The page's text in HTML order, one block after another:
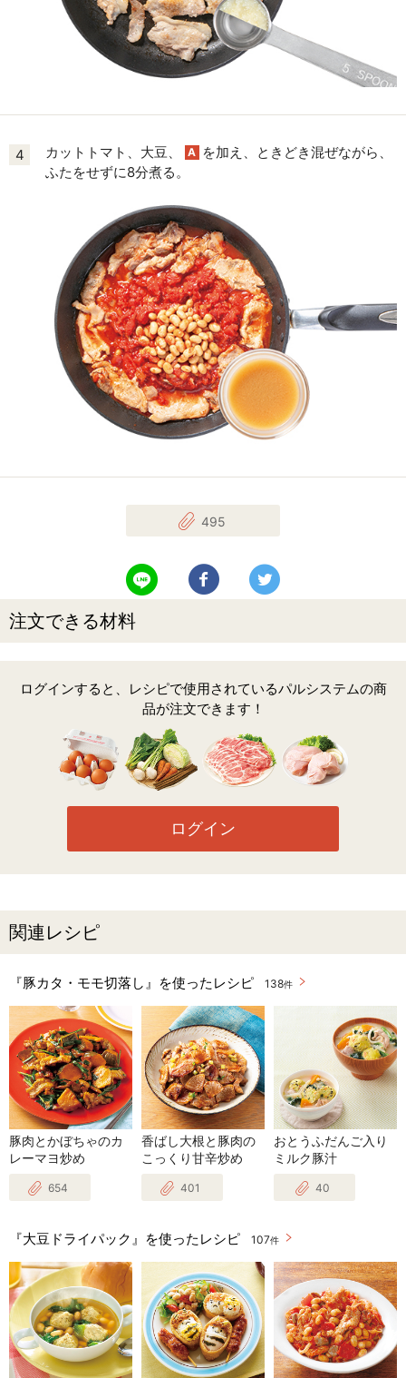
4 カットトマト、大豆、 A を加え、ときどき混ぜながら、
ふたをせずに8分煮る。
495
LINEで送る Facebookでシェアする
注文できる材料
ログインすると、レシピで使用されているパルシステムの商
品が注文できます！
ログイン
関連レシピ
『豚カタ・モモ切落し』を使ったレシピ 138件
豚肉とかぼちゃのカ
レーマヨ炒め
654
香ばし大根と豚肉の
こっくり甘辛炒め
401
おとうふだんご入り
ミルク豚汁
40
『大豆ドライパック』を使ったレシピ 107件